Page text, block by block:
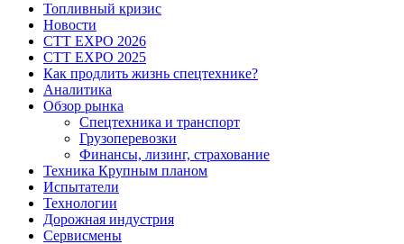
Топливный кризис
Новости
CTT EXPO 2026
CTT EXPO 2025
Как продлить жизнь спецтехнике?
Аналитика
Обзор рынка
Спецтехника и транспорт
Грузоперевозки
Финансы, лизинг, страхование
Техника Крупным планом
Испытатели
Технологии
Дорожная индустрия
Сервисмены